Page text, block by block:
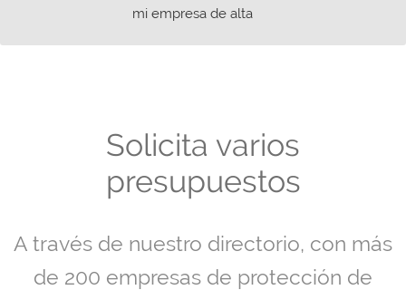
mi empresa de alta
Solicita varios
presupuestos
A través de nuestro directorio, con más
de 200 empresas de protección de